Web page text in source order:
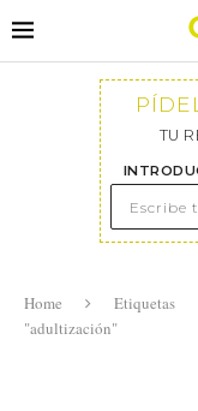
TU
Home Etiquetas
"adultización"